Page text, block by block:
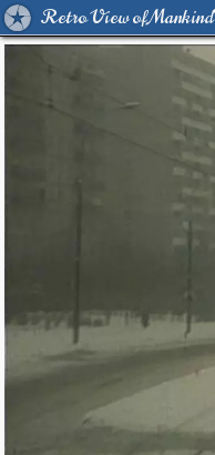
Retro View of